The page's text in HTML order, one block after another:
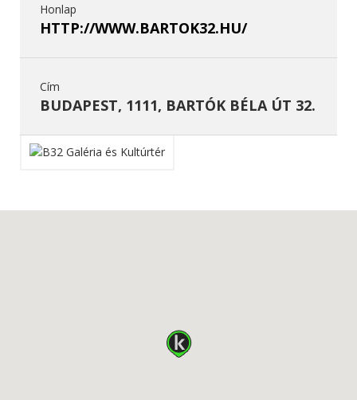
Honlap
HTTP://WWW.BARTOK32.HU/
Cím
BUDAPEST, 1111, BARTÓK BÉLA ÚT 32.